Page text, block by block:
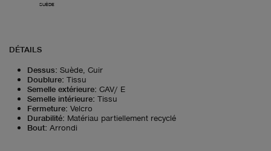
SUÈDE
DÉTAILS
Dessus: Suède, Cuir
Doublure: Tissu
Semelle extérieure: CAV/ E
Semelle intérieure: Tissu
Fermeture: Velcro
Durabilité: Matériau partiellement recyclé
Bout: Arrondi